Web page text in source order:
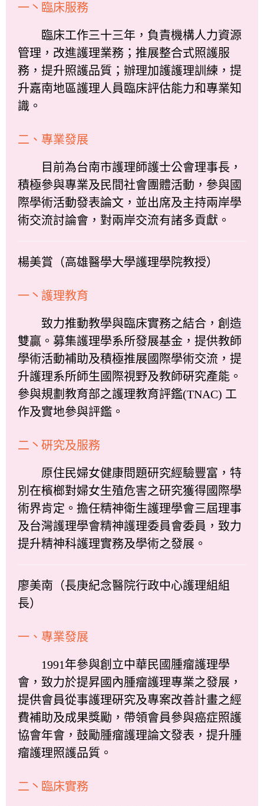
一丶臨床服務
臨床工作三十三年，負責機構人力資源
管理，改進護理業務；推展整合式照護服
務，提升照護品質；辦理加護護理訓練，提
升嘉南地區護理人員臨床評估能力和專業知
識。
二、專業發展
目前為台南市護理師護士公會理事長，
積極參與專業及民間社會團體活動，參與國
際學術活動發表論文，並出席及主持兩岸學
術交流討論會，對兩岸交流有諸多貢獻。
楊美賞（高雄醫學大學護理學院教授）
一丶護理教育
致力推動教學與臨床實務之結合，創造
雙贏。募集護理學系所發展基金，提供教師
學術活動補助及積極推展國際學術交流，提
升護理系所師生國際視野及教師硏究產能。
參與規劃教育部之護理教育評鑑(TNAC) 工
作及實地參與評鑑。
二丶硏究及服務
原住民婦女健康問題研究經驗豐富，特
別在檳榔對婦女生殖危害之研究獲得國際學
術界肯定。擔任精神衛生護理學會三屆理事
及台灣護理學會精神護理委員會委員，致力
提升精神科護理實務及學術之發展。
廖美南（長庚紀念醫院行政中心護理組組
長）
一、專業發展
1991年參與創立中華民國腫瘤護理學
會，致力於提昇國內腫瘤護理專業之發展，
提供會員從事護理硏究及專案改善計畫之經
費補助及成果獎勵，帶領會員參與癌症照護
協會年會，鼓勵腫瘤護理論文發表，提升腫
瘤護理照護品質。
二丶臨床實務